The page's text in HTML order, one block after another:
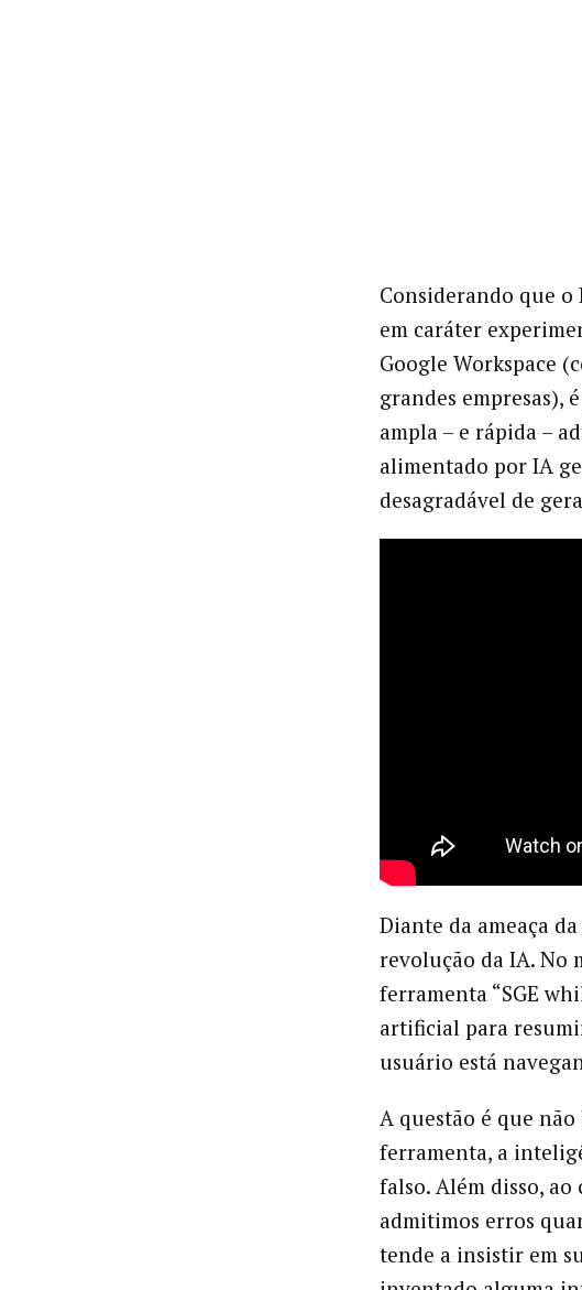
Considerando que
em caráter
Google Workspace
grandes empresas),
ampla – e rápida –
alimentado por IA
desagradável de
Diante da ameaça
revolução da IA. No
ferramenta “SGE
artificial para
usuário está
A questão é que
ferramenta, a
falso. Além disso,
admitimos erros
tende a insistir em